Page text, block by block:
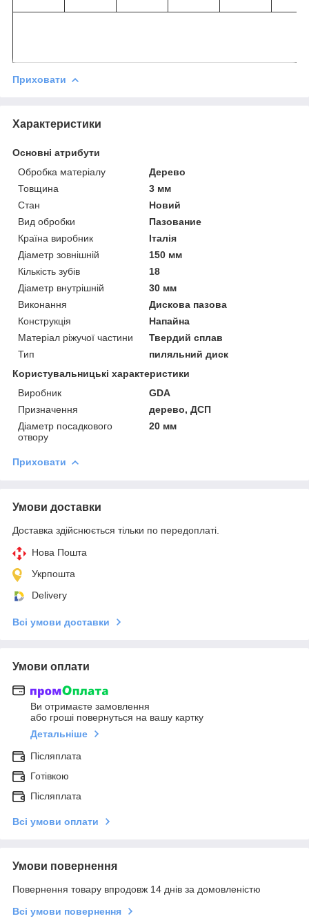
Приховати
Характеристики
Основні атрибути
Обробка матеріалу
Дерево
Товщина
3 мм
Стан
Новий
Вид обробки
Пазование
Країна виробник
Італія
Діаметр зовнішній
150 мм
Кількість зубів
18
Діаметр внутрішній
30 мм
Виконання
Дискова пазова
Конструкція
Напайна
Матеріал ріжучої частини
Твердий сплав
Тип
пиляльний диск
Користувальницькі характеристики
Виробник
GDA
Призначення
дерево, ДСП
Діаметр посадкового
отвору
20 мм
Приховати
Умови доставки
Доставка здійснюється тільки по передоплаті.
Нова Пошта
Укрпошта
Delivery
Всі умови доставки
Умови оплати
Ви отримаєте замовлення
або гроші повернуться на вашу картку
Детальніше
Післяплата
Готівкою
Післяплата
Всі умови оплати
Умови повернення
Повернення товару впродовж 14 днів за домовленістю
Всі умови повернення